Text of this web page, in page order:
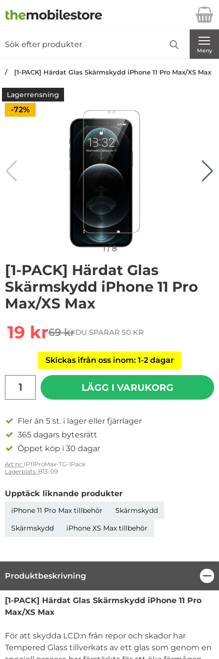
Startsidan för Danira Telecom AB
Meny
[1-PACK] Härdat Glas Skärmskydd iPhone 11 Pro Max/XS Max
Lagerrensning
Priset är nedsatt med
-72%
1/8
[1-PACK] Härdat Glas
Skärmskydd iPhone 11 Pro
Max/XS Max
rea pris
19 krtidigare pris
69 krDU SPARAR 50 KR
Skickas ifrån oss inom: 1-2 dagar
LÄGG I VARUKORG
Fler än 5 st. i lager eller fjärrlager
365 dagars bytesrätt
Öppet köp i 30 dagar
Art nr: IP11ProMax-TG-1Pack
Lagerplats: B13-09
Upptäck liknande produkter
iPhone 11 Pro Max tillbehör
Skärmskydd
Skärmskydd
iPhone XS Max tillbehör
Produktbeskrivning
Produktbeskrivning
[1-PACK] Härdat Glas Skärmskydd iPhone 11 Pro
Max/XS Max
För att skydda LCD:n från repor och skador har
Tempered Glass tillverkats av ett glas som genom en